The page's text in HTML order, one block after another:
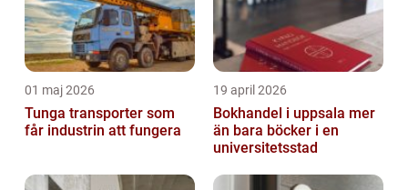
01 maj 2026
Tunga transporter som
får industrin att fungera
19 april 2026
Bokhandel i uppsala mer
än bara böcker i en
universitetsstad